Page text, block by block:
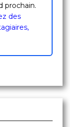
prochain.
des